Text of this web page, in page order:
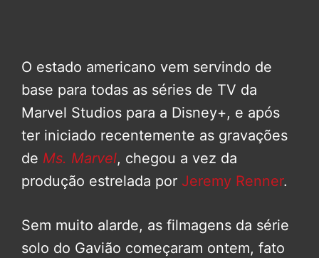
O estado americano vem servindo de
base para todas as séries de TV da
Marvel Studios para a Disney+, e após
ter iniciado recentemente as gravações
de Ms. Marvel, chegou a vez da
produção estrelada por Jeremy Renner.
Sem muito alarde, as filmagens da série
solo do Gavião começaram ontem, fato